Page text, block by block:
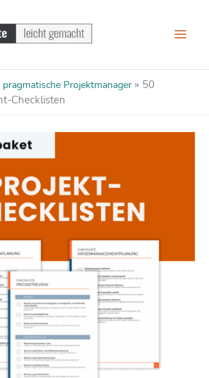
Projektmanager » 50
Checklisten